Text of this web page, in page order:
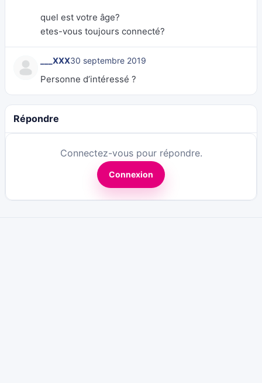
quel est votre âge?
etes-vous toujours connecté?
___XXX30 septembre 2019
Personne d’intéressé ?
Répondre
Connectez-vous pour répondre.
Connexion